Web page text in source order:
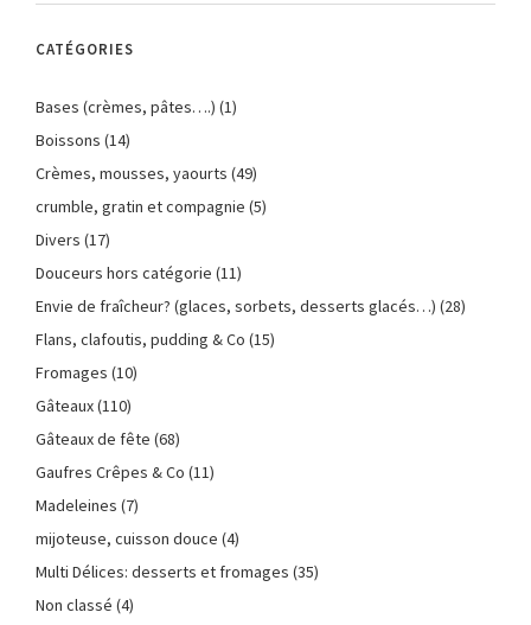
CATÉGORIES
Bases (crèmes, pâtes….) (1)
Boissons (14)
Crèmes, mousses, yaourts (49)
crumble, gratin et compagnie (5)
Divers (17)
Douceurs hors catégorie (11)
Envie de fraîcheur? (glaces, sorbets, desserts glacés…) (28)
Flans, clafoutis, pudding & Co (15)
Fromages (10)
Gâteaux(110)
Gâteaux de fête (68)
Gaufres Crêpes & Co (11)
Madeleines (7)
mijoteuse, cuisson douce (4)
Multi Délices: desserts et fromages (35)
Non classé (4)